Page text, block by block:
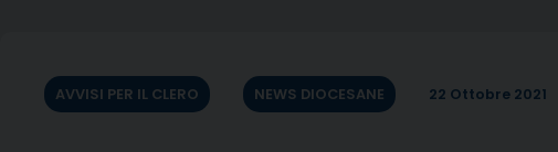
AVVISI PER IL CLERO NEWS DIOCESANE 22 Ottobre 2021